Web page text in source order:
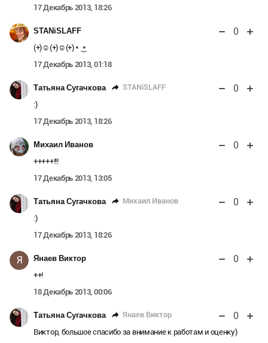
17 Декабрь 2013, 18:26
STANiSLAFF 0
(+)☺(+)☺(+) * ͜ *
17 Декабрь 2013, 01:18
Татьяна Сугачкова STANiSLAFF 0
:)
17 Декабрь 2013, 18:26
Михаил Иванов 0
+++++!!!
17 Декабрь 2013, 13:05
Татьяна Сугачкова Михаил Иванов 0
:)
17 Декабрь 2013, 18:26
Я Янаев Виктор 0
++!
18 Декабрь 2013, 00:06
Татьяна Сугачкова Янаев Виктор 0
Виктор, большое спасибо за внимание к работам и оценку)